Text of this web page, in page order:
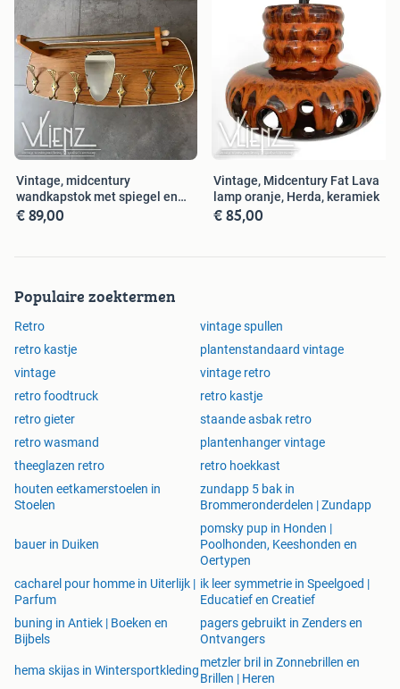
Vintage, midcentury
wandkapstok met spiegel en
hoedenrek
€ 89,00
Vintage, Midcentury Fat Lava
lamp oranje, Herda, keramiek
€ 85,00
Populaire zoektermen
Retro
vintage spullen
retro kastje
plantenstandaard vintage
vintage
vintage retro
retro foodtruck
retro kastje
retro gieter
staande asbak retro
retro wasmand
plantenhanger vintage
theeglazen retro
retro hoekkast
houten eetkamerstoelen in
Stoelen
zundapp 5 bak in
Brommeronderdelen | Zundapp
bauer in Duiken
pomsky pup in Honden |
Poolhonden, Keeshonden en
Oertypen
cacharel pour homme in Uiterlijk |
Parfum
ik leer symmetrie in Speelgoed |
Educatief en Creatief
buning in Antiek | Boeken en
Bijbels
pagers gebruikt in Zenders en
Ontvangers
hema skijas in Wintersportkleding
metzler bril in Zonnebrillen en
Brillen | Heren